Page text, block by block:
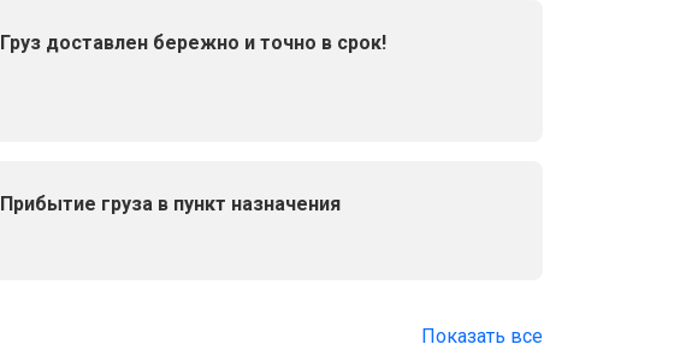
Груз доставлен бережно и точно в срок!
Прибытие груза в пункт назначения
Показать все